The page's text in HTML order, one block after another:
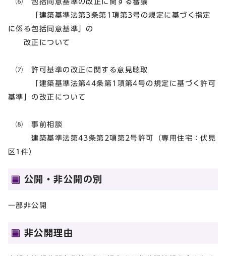
「建築基準法第3条第1項第3号の規定に基づく指定
に係る包括同意基準」の
改正について
⑺ 許可基準の改正に関する意見聴取
「建築基準法第44条第1項第4号の規定に基づく許可
基準」の改正について
⑻ 事前相談
建築基準法第43条第2項第2号許可（専用住宅：伏見
区1件）
公開・非公開の別
一部非公開
非公開理由